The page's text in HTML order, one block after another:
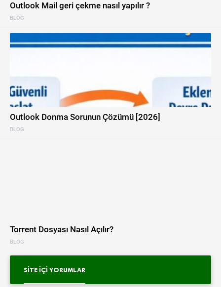
BLOG
Outlook Mail geri çekme nasıl yapılır ?
BLOG
Outlook Donma Sorunun Çözümü [2026]
BLOG
Torrent Dosyası Nasıl Açılır?
SITE İÇI YORUMLAR